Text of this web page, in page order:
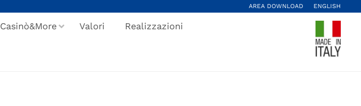
AREA DOWNLOAD ENGLISH
Casinò&More Valori Realizzazioni